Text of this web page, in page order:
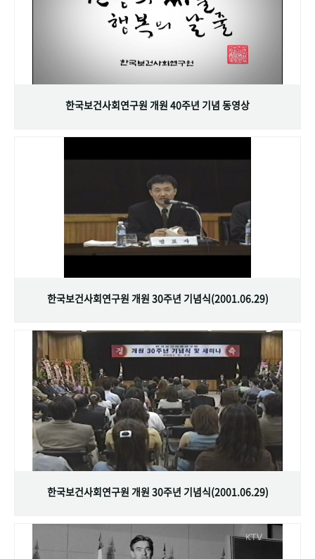
한국보건사회연구원 개원 40주년 기념 동영상
한국보건사회연구원 개원 30주년 기념식(2001.06.29)
한국보건사회연구원 개원 30주년 기념식(2001.06.29)